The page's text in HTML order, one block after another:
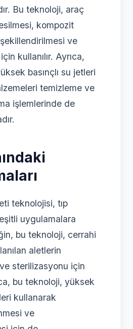
Bu teknoloji, araç
kompozit
ve
kullanılır. Ayrıca,
basınçlı su jetleri
temizleme ve
işlemlerinde de
teknolojisi, tıp
uygulamalara
bu teknoloji, cerrahi
aletlerin
sterilizasyonu için
bu teknoloji, yüksek
kullanarak
ve